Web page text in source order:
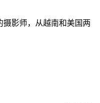
摄影师，从越南和美国两